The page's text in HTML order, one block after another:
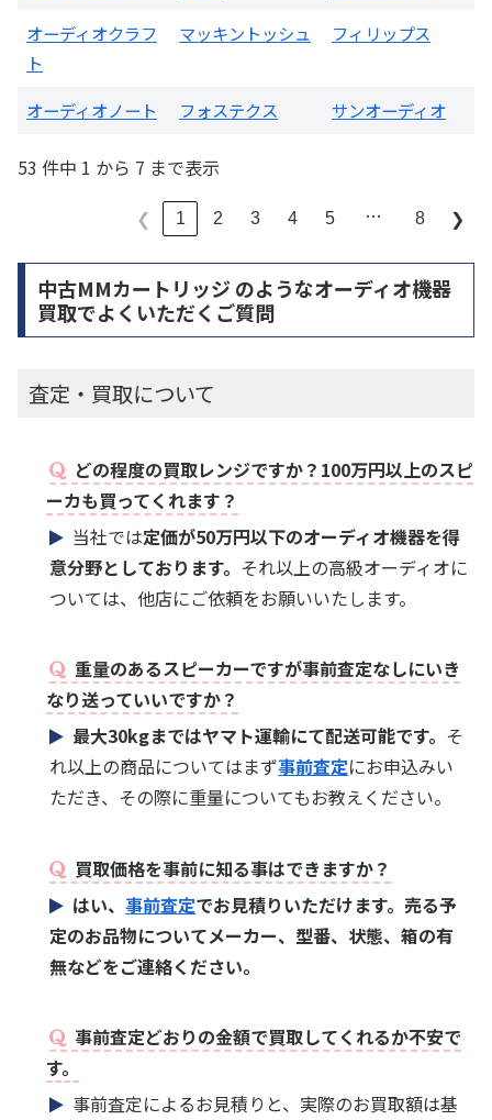
オーディオクラフ
ト
マッキントッシュ フィリップス
オーディオノート フォステクス サンオーディオ
53 件中 1 から 7 まで表示
❮ 1 2 3 4 5 … 8 ❯
中古MMカートリッジ のようなオーディオ機器
買取でよくいただくご質問
査定・買取について
どの程度の買取レンジですか？100万円以上のスピ
ーカも買ってくれます？
当社では定価が50万円以下のオーディオ機器を得
意分野としております。 それ以上の高級オーディオに
ついては、他店にご依頼をお願いいたします。
重量のあるスピーカーですが事前査定なしにいき
なり送っていいですか？
最大30kgまではヤマト運輸にて配送可能です。 そ
れ以上の商品についてはまず事前査定にお申込みい
ただき、その際に重量についてもお教えください。
買取価格を事前に知る事はできますか？
はい、事前査定でお見積りいただけます。売る予
定のお品物についてメーカー、型番、状態、箱の有
無などをご連絡ください。
事前査定どおりの金額で買取してくれるか不安で
す。
事前査定によるお見積りと、実際のお買取額は基